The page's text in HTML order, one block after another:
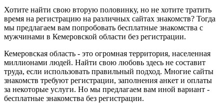
Хотите найти свою вторую половинку, но не хотите тратить
время на регистрацию на различных сайтах знакомств? Тогда
мы предлагаем вам попробовать бесплатные знакомства с
мужчинами в Кемеровской области без регистрации.
Кемеровская область - это огромная территория, населенная
миллионами людей. Найти свою любовь здесь не составит
труда, если использовать правильный подход. Многие сайты
знакомств требуют регистрации, заполнения анкет и оплаты
за некоторые услуги. Но мы предлагаем вам иной вариант -
бесплатные знакомства без регистрации.